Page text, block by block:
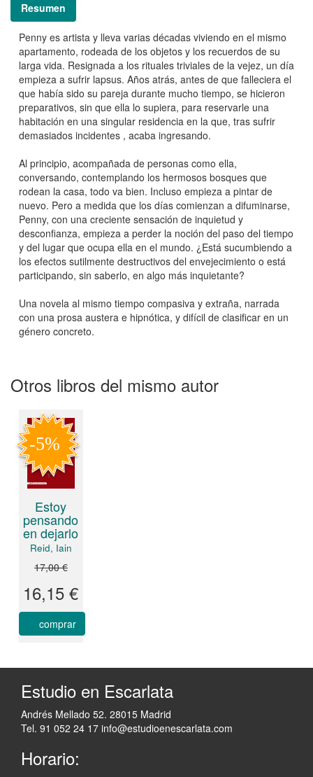
Resumen
Penny es artista y lleva varias décadas viviendo en el mismo
apartamento, rodeada de los objetos y los recuerdos de su
larga vida. Resignada a los rituales triviales de la vejez, un día
empieza a sufrir lapsus. Años atrás, antes de que falleciera el
que había sido su pareja durante mucho tiempo, se hicieron
preparativos, sin que ella lo supiera, para reservarle una
habitación en una singular residencia en la que, tras sufrir
demasiados incidentes , acaba ingresando.
Al principio, acompañada de personas como ella,
conversando, contemplando los hermosos bosques que
rodean la casa, todo va bien. Incluso empieza a pintar de
nuevo. Pero a medida que los días comienzan a difuminarse,
Penny, con una creciente sensación de inquietud y
desconfianza, empieza a perder la noción del paso del tiempo
y del lugar que ocupa ella en el mundo. ¿Está sucumbiendo a
los efectos sutilmente destructivos del envejecimiento o está
participando, sin saberlo, en algo más inquietante?
Una novela al mismo tiempo compasiva y extraña, narrada
con una prosa austera e hipnótica, y difícil de clasificar en un
género concreto.
Otros libros del mismo autor
Estoy
pensando
en dejarlo
Reid, Iain
17,00 €
16,15 €
comprar
Estudio en Escarlata
Andrés Mellado 52. 28015 Madrid
Tel. 91 052 24 17 info@estudioenescarlata.com
Horario: